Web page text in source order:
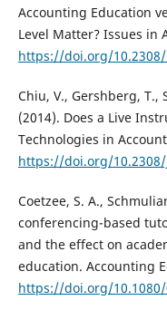
Accounting Education
Level Matter? Issues in
https://doi.org/10.2308/
Chiu, V., Gershberg, T.,
(2014). Does a Live
Technologies in
https://doi.org/10.2308/
Coetzee, S. A.,
conferencing-based
and the effect on
education. Accounting
https://doi.org/10.1080/